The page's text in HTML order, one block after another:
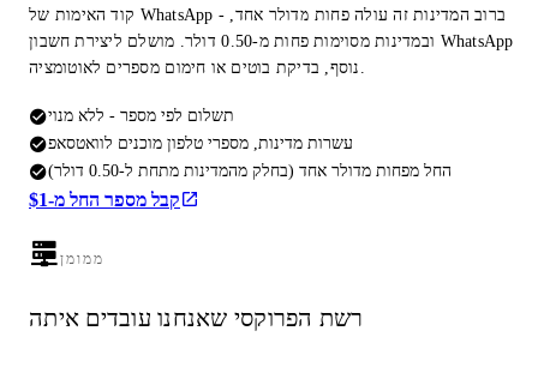
קוד האימות של WhatsApp - ברוב המדינות זה עולה פחות מדולר אחד,
ובמדינות מסוימות פחות מ-0.50 דולר. מושלם ליצירת חשבון WhatsApp
נוסף, בדיקת בוטים או חימום מספרים לאוטומציה.
תשלום לפי מספר - ללא מנוי
עשרות מדינות, מספרי טלפון מוכנים לוואטסאפ
החל מפחות מדולר אחד (בחלק מהמדינות מתחת ל-0.50 דולר)
קבל מספר החל מ-$1
ממומן
רשת הפרוקסי שאנחנו עובדים איתה